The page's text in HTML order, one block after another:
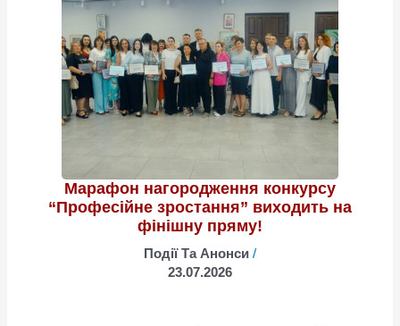
—
сучасної
краси
та
духовності!
Марафон нагородження конкурсу
“Професійне зростання” виходить на
фінішну пряму!
Події Та Анонси /
23.07.2026